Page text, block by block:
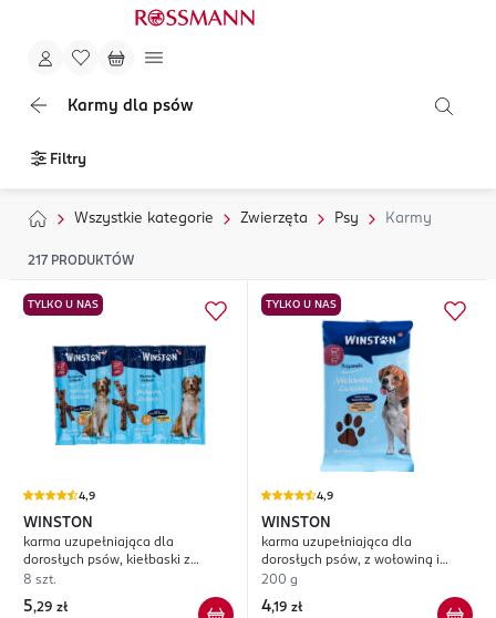
Karmy dla psów
Filtry
Wszystkie kategorie Zwierzęta Psy Karmy
217 PRODUKTÓW
TYLKO U NAS
4,9
WINSTON
karma uzupełniająca dla
dorosłych psów, kiełbaski z
wołowiną i drobiem
8 szt.
5,29 zł
TYLKO U NAS
4,9
WINSTON
karma uzupełniająca dla
dorosłych psów, z wołowiną i
cielęciną
200 g
4,19 zł